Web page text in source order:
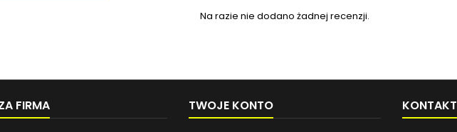
Na razie nie dodano żadnej recenzji.
FIRMA TWOJE KONTO KONTAKT